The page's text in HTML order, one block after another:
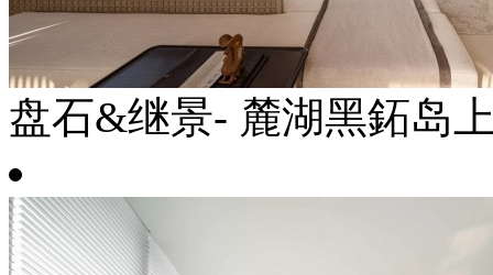
盘石&继景- 麓湖黑鉐岛